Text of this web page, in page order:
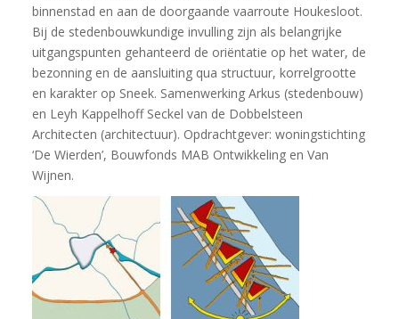
binnenstad en aan de doorgaande vaarroute Houkesloot.
Bij de stedenbouwkundige invulling zijn als belangrijke
uitgangspunten gehanteerd de oriëntatie op het water, de
bezonning en de aansluiting qua structuur, korrelgrootte
en karakter op Sneek. Samenwerking Arkus (stedenbouw)
en Leyh Kappelhoff Seckel van de Dobbelsteen
Architecten (architectuur). Opdrachtgever: woningstichting
‘De Wierden’, Bouwfonds MAB Ontwikkeling en Van
Wijnen.